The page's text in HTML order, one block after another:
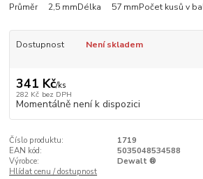
Průměr 2,5 mmDélka 57 mmPočet kusů v
Dostupnost Není skladem
341 Kč/ks
282 Kč bez DPH
Momentálně není k dispozici
Číslo produktu:
1719
EAN kód:
5035048534588
Výrobce:
Dewalt ®
Hlídat cenu / dostupnost